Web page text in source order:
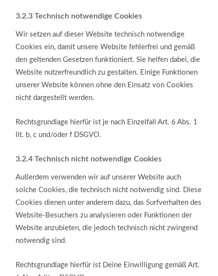
3.2.3 Technisch notwendige Cookies
Wir setzen auf dieser Website technisch notwendige
Cookies ein, damit unsere Website fehlerfrei und gemäß
den geltenden Gesetzen funktioniert. Sie helfen dabei, die
Website nutzerfreundlich zu gestalten. Einige Funktionen
unserer Website können ohne den Einsatz von Cookies
nicht dargestellt werden.
Rechtsgrundlage hierfür ist je nach Einzelfall Art. 6 Abs. 1
lit. b, c und/oder f DSGVO.
3.2.4 Technisch nicht notwendige Cookies
Außerdem verwenden wir auf unserer Website auch
solche Cookies, die technisch nicht notwendig sind. Diese
Cookies dienen unter anderem dazu, das Surfverhalten des
Website-Besuchers zu analysieren oder Funktionen der
Website anzubieten, die jedoch technisch nicht zwingend
notwendig sind.
Rechtsgrundlage hierfür ist Deine Einwilligung gemäß Art.